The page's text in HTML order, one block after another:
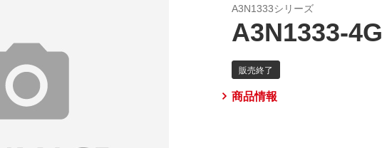
A3N1333シリーズ
A3N1333-4G
商品情報